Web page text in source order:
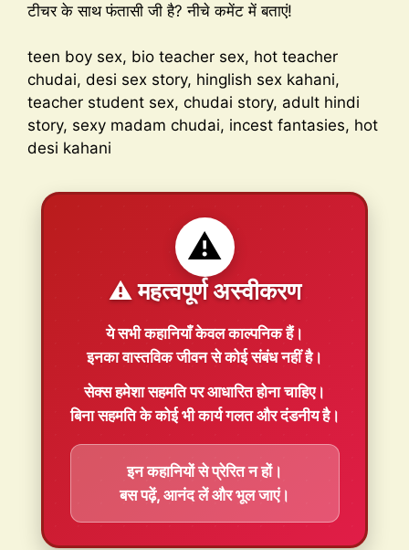
टीचर के साथ फंतासी जी है? नीचे कमेंट में बताएं!
teen boy sex, bio teacher sex, hot teacher
chudai, desi sex story, hinglish sex kahani,
teacher student sex, chudai story, adult hindi
story, sexy madam chudai, incest fantasies, hot
desi kahani
⚠️
⚠️ महत्वपूर्ण अस्वीकरण
ये सभी कहानियाँकेवल काल्पनिकहैं।
इनका वास्तविक जीवन से कोई संबंध नहीं है।
सेक्स हमेशासहमतिपर आधारित होना चाहिए।
बिना सहमति के कोई भी कार्य गलत और दंडनीय है।
इन कहानियों से प्रेरित न हों।
बस पढ़ें, आनंद लें और भूल जाएं।